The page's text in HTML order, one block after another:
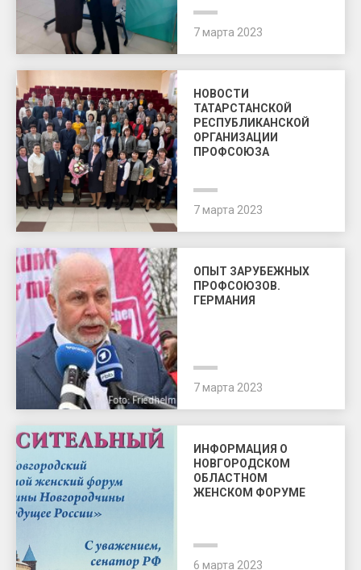
7 марта 2023
НОВОСТИ
ТАТАРСТАНСКОЙ
РЕСПУБЛИКАНСКОЙ
ОРГАНИЗАЦИИ
ПРОФСОЮЗА
7 марта 2023
ОПЫТ ЗАРУБЕЖНЫХ
ПРОФСОЮЗОВ.
ГЕРМАНИЯ
7 марта 2023
ИНФОРМАЦИЯ О
НОВГОРОДСКОМ
ОБЛАСТНОМ
ЖЕНСКОМ ФОРУМЕ
6 марта 2023